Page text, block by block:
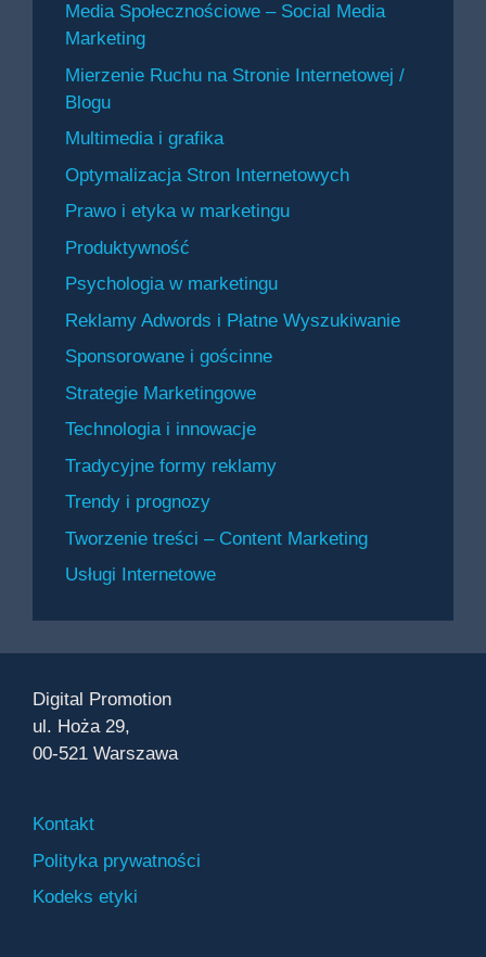
Media Społecznościowe – Social Media
Marketing
Mierzenie Ruchu na Stronie Internetowej /
Blogu
Multimedia i grafika
Optymalizacja Stron Internetowych
Prawo i etyka w marketingu
Produktywność
Psychologia w marketingu
Reklamy Adwords i Płatne Wyszukiwanie
Sponsorowane i gościnne
Strategie Marketingowe
Technologia i innowacje
Tradycyjne formy reklamy
Trendy i prognozy
Tworzenie treści – Content Marketing
Usługi Internetowe
Digital Promotion
ul. Hoża 29,
00-521 Warszawa
Kontakt
Polityka prywatności
Kodeks etyki